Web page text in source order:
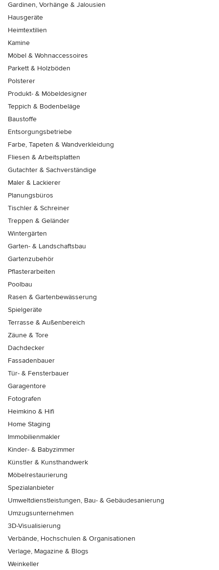
Gardinen, Vorhänge & Jalousien
Hausgeräte
Heimtextilien
Kamine
Möbel & Wohnaccessoires
Parkett & Holzböden
Polsterer
Produkt- & Möbeldesigner
Teppich & Bodenbeläge
Baustoffe
Entsorgungsbetriebe
Farbe, Tapeten & Wandverkleidung
Fliesen & Arbeitsplatten
Gutachter & Sachverständige
Maler & Lackierer
Planungsbüros
Tischler & Schreiner
Treppen & Geländer
Wintergärten
Garten- & Landschaftsbau
Gartenzubehör
Pflasterarbeiten
Poolbau
Rasen & Gartenbewässerung
Spielgeräte
Terrasse & Außenbereich
Zäune & Tore
Dachdecker
Fassadenbauer
Tür- & Fensterbauer
Garagentore
Fotografen
Heimkino & Hifi
Home Staging
Immobilienmakler
Kinder- & Babyzimmer
Künstler & Kunsthandwerk
Möbelrestaurierung
Spezialanbieter
Umweltdienstleistungen, Bau- & Gebäudesanierung
Umzugsunternehmen
3D-Visualisierung
Verbände, Hochschulen & Organisationen
Verlage, Magazine & Blogs
Weinkeller